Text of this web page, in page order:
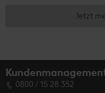
Jetzt
0800 / 15 28 352